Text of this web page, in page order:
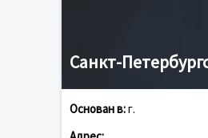
Санкт-
Основан в:г.